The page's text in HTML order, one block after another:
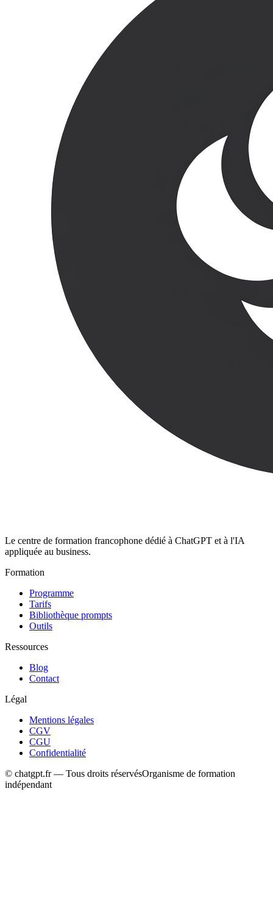
Le centre de formation francophone dédié à ChatGPT et à l'IA
appliquée au business.
Formation
Programme
Tarifs
Bibliothèque prompts
Outils
Ressources
Blog
Contact
Légal
Mentions légales
CGV
CGU
Confidentialité
© chatgpt.fr — Tous droits réservésOrganisme de formation
indépendant